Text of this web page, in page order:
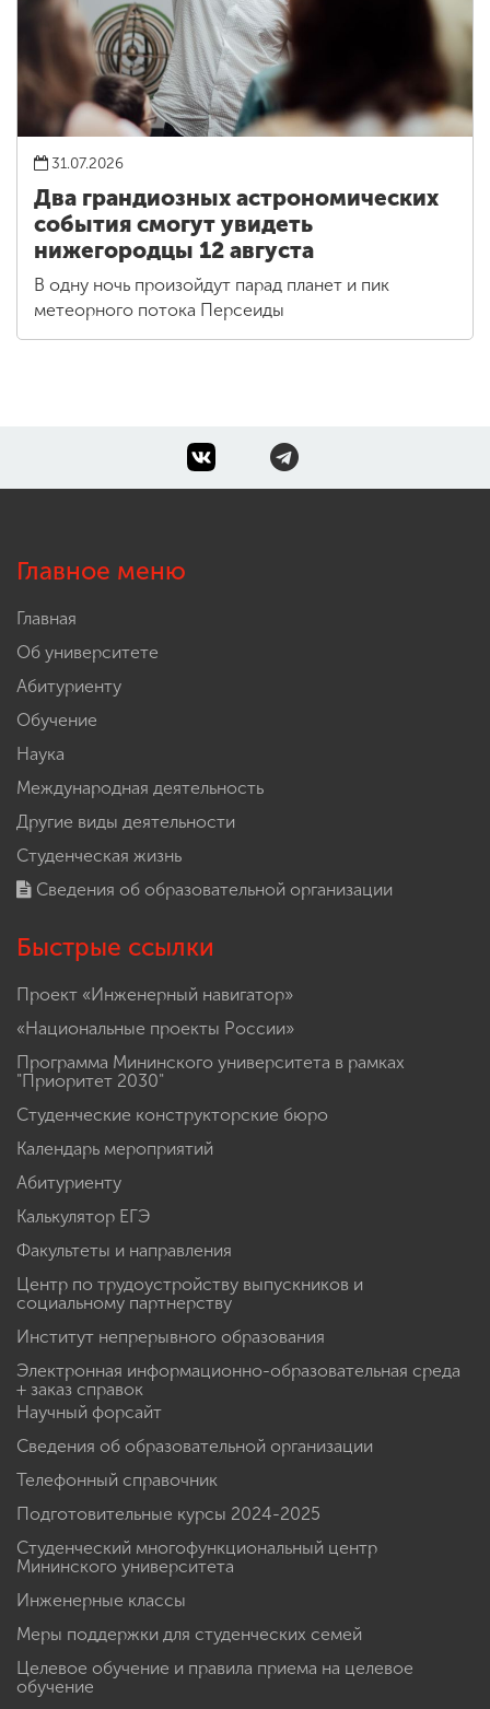
31.07.2026
Два грандиозных астрономических
события смогут увидеть
нижегородцы 12 августа
В одну ночь произойдут парад планет и пик
метеорного потока Персеиды
Главное меню
Главная
Об университете
Абитуриенту
Обучение
Наука
Международная деятельность
Другие виды деятельности
Студенческая жизнь
Сведения об образовательной организации
Быстрые ссылки
Проект «Инженерный навигатор»
«Национальные проекты России»
Программа Мининского университета в рамках
"Приоритет 2030"
Студенческие конструкторские бюро
Календарь мероприятий
Абитуриенту
Калькулятор ЕГЭ
Факультеты и направления
Центр по трудоустройству выпускников и
социальному партнерству
Институт непрерывного образования
Электронная информационно-образовательная среда
+ заказ справок
Научный форсайт
Сведения об образовательной организации
Телефонный справочник
Подготовительные курсы 2024-2025
Студенческий многофункциональный центр
Мининского университета
Инженерные классы
Меры поддержки для студенческих семей
Целевое обучение и правила приема на целевое
обучение